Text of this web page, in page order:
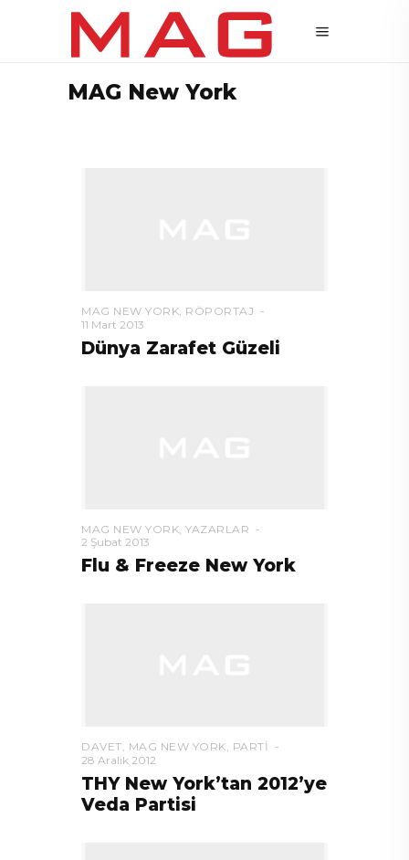
MAG New York
MAG NEW YORK RÖPORTAJ
11 Mart 2013
Dünya Zarafet Güzeli
MAG NEW YORK YAZARLAR
2 Şubat 2013
Flu & Freeze New York
DAVET, MAG NEW YORK, PARTI
28 Aralık 2012
THY New York’tan 2012’ye
Veda Partisi